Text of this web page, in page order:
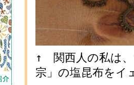
↑ 関西人の私は、
宗」の塩昆布をイ